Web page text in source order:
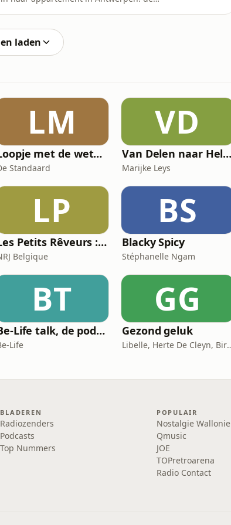
laden
LM
Loopje met de wetenschap
Standaard
VD
Van Delen
Marijke Leys
LP
Les Petits Rêveurs : histoires et aventures pour enfants
Belgique
BS
Blacky Spicy
Stéphanelle Ngam
BT
Be-Life talk, de podcast die de gezondheid van vrouwen in beweging zet!
Life
GG
Gezond geluk
Libelle,
BLADEREN
Radiozenders
Podcasts
Top Nummers
POPULAIR
Nostalgie Wallonie
Qmusic
JOE
TOPretroarena
Radio Contact